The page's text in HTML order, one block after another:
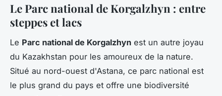
Le Parc national de Korgalzhyn : entre
steppes et lacs
Le Parc national de Korgalzhyn est un autre joyau
du Kazakhstan pour les amoureux de la nature.
Situé au nord-ouest d'Astana, ce parc national est
le plus grand du pays et offre une biodiversité